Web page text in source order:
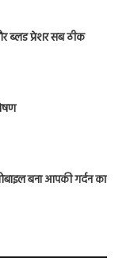
ब्लड प्रेशर सब ठीक
बना आपकी गर्दन का